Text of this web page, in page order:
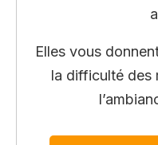
Elles vous
la difficulté des